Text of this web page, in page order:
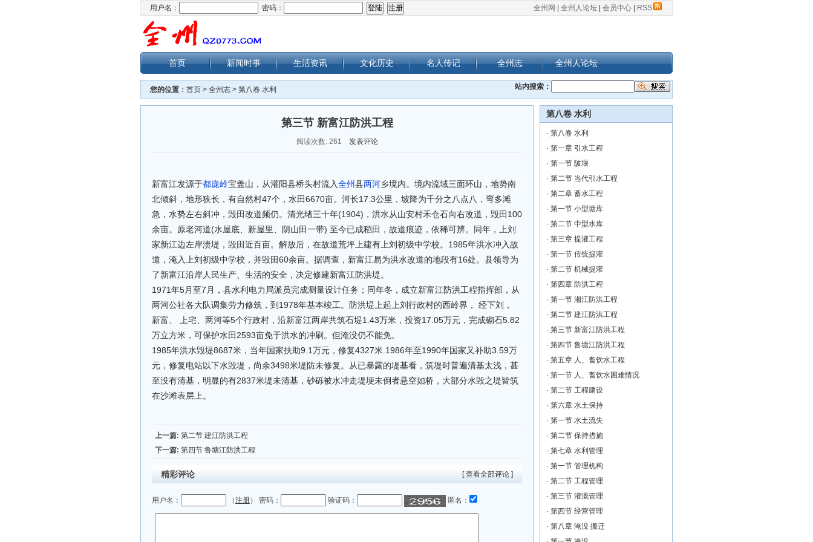
全州网 全州人论坛 会员中心 RSS
用户名： 密码：
首页 新闻时事 生活资讯 文化历史 名人传记 全州志 全州人论坛
您的位置 ： 首页 > 全州志 > 第八卷 水利 站内搜索：
第三节 新富江防洪工程
阅读次数: 261 发表评论
新富江发源于都庞岭宝盖山，从灌阳县桥头村流入全州县两河乡境内。境内流域三面环山，地势南
北倾斜，地形狭长，有自然村47个，水田6670亩。河长17.3公里，坡降为千分之八点八，弯多滩
急，水势左右斜冲，毁田改道频仍。清光绪三十年(1904)，洪水从山安村禾仓石向右改道，毁田100
余亩。原老河道(水屋底、新屋里、阴山田一带) 至今已成稻田，故道痕迹，依稀可辨。同年，上刘
家新江边左岸溃堤，毁田近百亩。解放后，在故道荒坪上建有上刘初级中学校。1985年洪水冲入故
道，淹入上刘初级中学校，并毁田60余亩。据调查，新富江易为洪水改道的地段有16处。县领导为
了新富江沿岸人民生产、生活的安全，决定修建新富江防洪堤。
1971年5月至7月，县水利电力局派员完成测量设计任务；同年冬，成立新富江防洪工程指挥部，从
两河公社各大队调集劳力修筑，到1978年基本竣工。防洪堤上起上刘行政村的西岭界， 经下刘，
新富、 上宅、两河等5个行政村，沿新富江两岸共筑石堤1.43万米，投资17.05万元，完成砌石5.82
万立方米，可保护水田2593亩免于洪水的冲刷。但淹没仍不能免。
1985年洪水毁堤8687米，当年国家扶助9.1万元，修复4327米.1986年至1990年国家又补助3.59万
元，修复电站以下水毁堤，尚余3498米堤防未修复。从已暴露的堤基看，筑堤时普遍清基太浅，甚
至没有清基，明显的有2837米堤未清基，砂砾被水冲走堤埂未倒者悬空如桥，大部分水毁之堤皆筑
在沙滩表层上。
上一篇: 第二节 建江防洪工程
下一篇: 第四节 鲁塘江防洪工程
[ 查看全部评论 ]
精彩评论
用户名： （注册） 密码： 验证码： 匿名：
第八卷 水利
· 第八卷 水利
· 第一章 引水工程
· 第一节 陂堰
· 第二节 当代引水工程
· 第二章 蓄水工程
· 第一节 小型塘库
· 第二节 中型水库
· 第三章 提灌工程
· 第一节 传统提灌
· 第二节 机械提灌
· 第四章 防洪工程
· 第一节 湘江防洪工程
· 第二节 建江防洪工程
· 第三节 新富江防洪工程
· 第四节 鲁塘江防洪工程
· 第五章 人、畜饮水工程
· 第一节 人、畜饮水困难情况
· 第二节 工程建设
· 第六章 水土保持
· 第一节 水土流失
· 第二节 保持措施
· 第七章 水利管理
· 第一节 管理机构
· 第二节 工程管理
· 第三节 灌溉管理
· 第四节 经营管理
· 第八章 淹没 搬迁